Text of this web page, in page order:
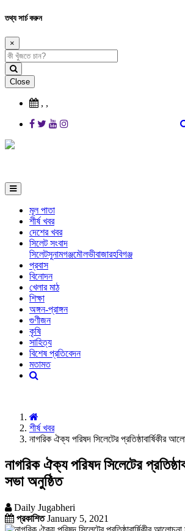
তথ্য সার্চ করুন
×
Close
, ,
মূল পাতা
শীর্ষ খবর
দেশের খবর
সিলেট সংবাদ
সিলেটসুনামগঞ্জমৌলভীবাজারহবিগঞ্জ
প্রবাস
বিনোদন
খেলার মাঠ
শিক্ষা
অঙ্গন-প্রাঙ্গন
গুণীজন
কৃষি
সাহিত্য
বিশেষ প্রতিবেদন
মতামত
শীর্ষ খবর
নাগরিক ঐক্য পরিষদ সিলেটের প্রতিষ্ঠাবার্ষিকীর
নাগরিক ঐক্য পরিষদ সিলেটের
সভা অনুষ্ঠিত
Daily Jugabheri
প্রকাশিতJanuary 5, 2021